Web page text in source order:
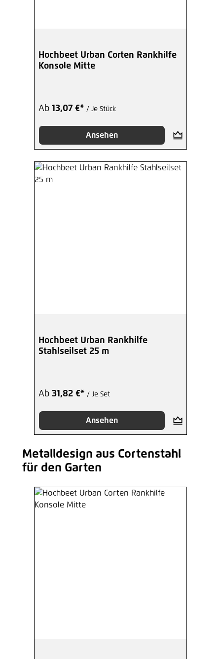
Hochbeet Urban Corten Rankhilfe
Konsole Mitte
Ab 13,07 €* / Je Stück
Ansehen
Hochbeet Urban Rankhilfe
Stahlseilset 25 m
Ab 31,82 €* / Je Set
Ansehen
Produktgalerie überspringen
Metalldesign aus Cortenstahl
für den Garten